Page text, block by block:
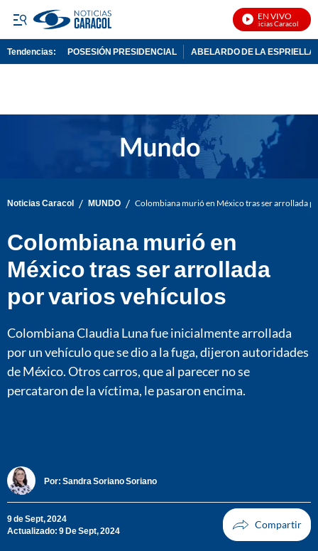
EN VIVO
Noticias Caracol En
Tendencias: POSESIÓN PRESIDENCIAL ABELARDO DE LA ESPRIELLA
Noticias Caracol / MUNDO / Colombiana murió en México tras ser arrollada
Colombiana murió en
México tras ser arrollada
por varios vehículos
Colombiana Claudia Luna fue inicialmente arrollada
por un vehículo que se dio a la fuga, dijeron autoridades
de México. Otros carros, que al parecer no se
percataron de la víctima, le pasaron encima.
Por: Sandra Soriano Soriano
9 de Sept, 2024
Actualizado: 9 De Sept, 2024